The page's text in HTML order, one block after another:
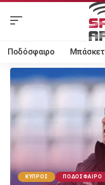
Ποδόσφαιρο Μπάσκετ
ΚΎΠΡΟΣ ΠΟΔΌΣΦΑΙΡΟ